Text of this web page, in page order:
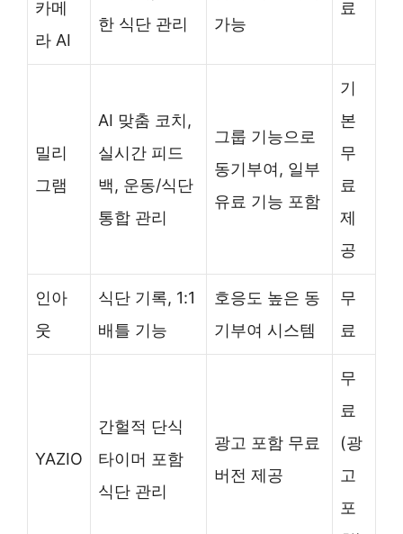
카메
라 AI
한 식단 관리
가능
료
밀리
그램
AI 맞춤 코치,
실시간 피드
백, 운동/식단
통합 관리
그룹 기능으로
동기부여, 일부
유료 기능 포함
기
본
무
료
제
공
인아
웃
식단 기록, 1:1
배틀 기능
호응도 높은 동
기부여 시스템
무
료
YAZIO
간헐적 단식
타이머 포함
식단 관리
광고 포함 무료
버전 제공
무
료
(광
고
포